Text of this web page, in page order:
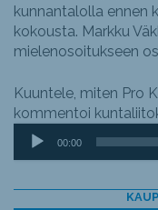
kunnantalolla ennen
kokousta. Markku
mielenosoitukseen
Kuuntele, miten Pro
kommentoi
Äänitoistin
00:00